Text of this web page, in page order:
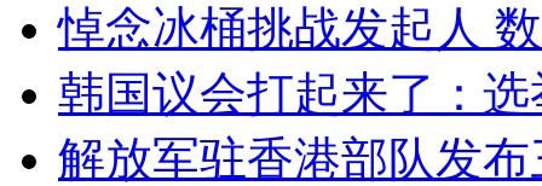
悼念冰桶挑战发起人
韩国议会打起来了：
解放军驻香港部队发